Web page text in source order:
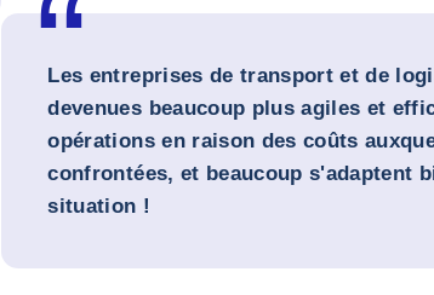
Les entreprises de transport et de
devenues beaucoup plus agiles et
opérations en raison des coûts
confrontées, et beaucoup s'adaptent
situation !